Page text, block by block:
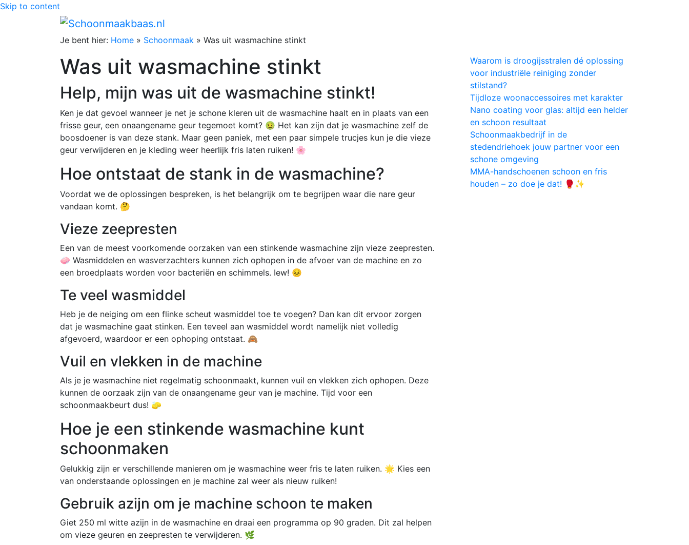
Skip to content
Je bent hier: Home » Schoonmaak » Was uit wasmachine stinkt
Was uit wasmachine stinkt
Help, mijn was uit de wasmachine stinkt!
Ken je dat gevoel wanneer je net je schone kleren uit de wasmachine haalt en in plaats van een
frisse geur, een onaangename geur tegemoet komt? 🤢 Het kan zijn dat je wasmachine zelf de
boosdoener is van deze stank. Maar geen paniek, met een paar simpele trucjes kun je die vieze
geur verwijderen en je kleding weer heerlijk fris laten ruiken! 🌸
Hoe ontstaat de stank in de wasmachine?
Voordat we de oplossingen bespreken, is het belangrijk om te begrijpen waar die nare geur
vandaan komt. 🤔
Vieze zeepresten
Een van de meest voorkomende oorzaken van een stinkende wasmachine zijn vieze zeepresten.
🧼 Wasmiddelen en wasverzachters kunnen zich ophopen in de afvoer van de machine en zo
een broedplaats worden voor bacteriën en schimmels. Iew! 😣
Te veel wasmiddel
Heb je de neiging om een flinke scheut wasmiddel toe te voegen? Dan kan dit ervoor zorgen
dat je wasmachine gaat stinken. Een teveel aan wasmiddel wordt namelijk niet volledig
afgevoerd, waardoor er een ophoping ontstaat. 🙈
Vuil en vlekken in de machine
Als je je wasmachine niet regelmatig schoonmaakt, kunnen vuil en vlekken zich ophopen. Deze
kunnen de oorzaak zijn van de onaangename geur van je machine. Tijd voor een
schoonmaakbeurt dus! 🧽
Hoe je een stinkende wasmachine kunt
schoonmaken
Gelukkig zijn er verschillende manieren om je wasmachine weer fris te laten ruiken. 🌟 Kies een
van onderstaande oplossingen en je machine zal weer als nieuw ruiken!
Gebruik azijn om je machine schoon te maken
Giet 250 ml witte azijn in de wasmachine en draai een programma op 90 graden. Dit zal helpen
om vieze geuren en zeepresten te verwijderen. 🌿
Waarom is droogijsstralen dé oplossing
voor industriële reiniging zonder
stilstand?
Tijdloze woonaccessoires met karakter
Nano coating voor glas: altijd een helder
en schoon resultaat
Schoonmaakbedrijf in de
stedendriehoek jouw partner voor een
schone omgeving
MMA-handschoenen schoon en fris
houden – zo doe je dat! 🥊✨